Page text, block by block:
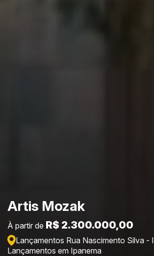
Artis Mozak
À partir de R$ 2.300.000,00
Lançamentos Rua Nascimento Silva -
Lançamentos em Ipanema